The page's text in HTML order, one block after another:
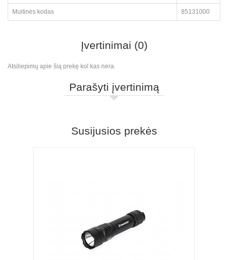
Muitinės kodas 85131000
Įvertinimai (0)
Atsiliepimų apie šią prekę kol kas nėra.
Parašyti įvertinimą
Susijusios prekės